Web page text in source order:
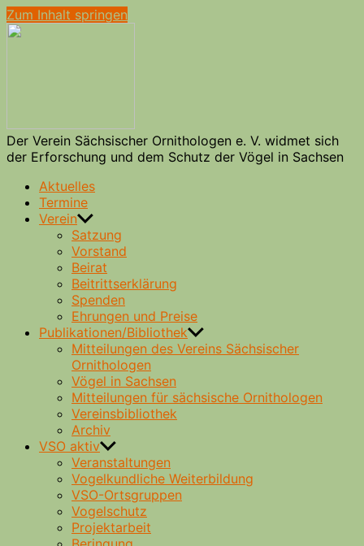
Zum Inhalt springen
Der Verein Sächsischer Ornithologen e. V. widmet sich
der Erforschung und dem Schutz der Vögel in Sachsen
Aktuelles
Termine
Verein
Satzung
Vorstand
Beirat
Beitrittserklärung
Spenden
Ehrungen und Preise
Publikationen/Bibliothek
Mitteilungen des Vereins Sächsischer
Ornithologen
Vögel in Sachsen
Mitteilungen für sächsische Ornithologen
Vereinsbibliothek
Archiv
VSO aktiv
Veranstaltungen
Vogelkundliche Weiterbildung
VSO-Ortsgruppen
Vogelschutz
Projektarbeit